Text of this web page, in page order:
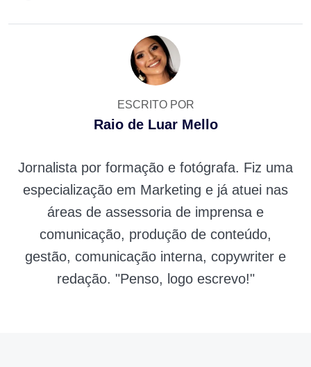
ESCRITO POR
Raio de Luar Mello
Jornalista por formação e fotógrafa. Fiz uma
especialização em Marketing e já atuei nas
áreas de assessoria de imprensa e
comunicação, produção de conteúdo,
gestão, comunicação interna, copywriter e
redação. "Penso, logo escrevo!"